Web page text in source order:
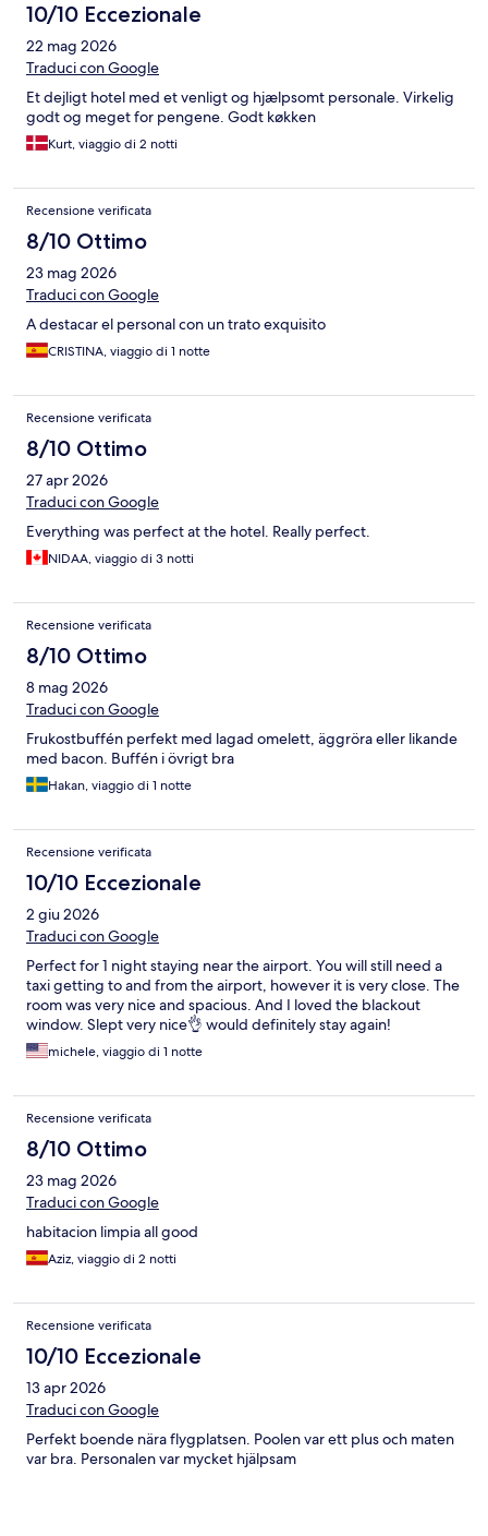
10/10 Eccezionale
22 mag 2026
Traduci con Google
Et dejligt hotel med et venligt og hjælpsomt personale. Virkelig
godt og meget for pengene. Godt køkken
Kurt, viaggio di 2 notti
Recensione verificata
8/10 Ottimo
23 mag 2026
Traduci con Google
A destacar el personal con un trato exquisito
CRISTINA, viaggio di 1 notte
Recensione verificata
8/10 Ottimo
27 apr 2026
Traduci con Google
Everything was perfect at the hotel. Really perfect.
NIDAA, viaggio di 3 notti
Recensione verificata
8/10 Ottimo
8 mag 2026
Traduci con Google
Frukostbuffén perfekt med lagad omelett, äggröra eller likande
med bacon. Buffén i övrigt bra
Hakan, viaggio di 1 notte
Recensione verificata
10/10 Eccezionale
2 giu 2026
Traduci con Google
Perfect for 1 night staying near the airport. You will still need a
taxi getting to and from the airport, however it is very close. The
room was very nice and spacious. And I loved the blackout
window. Slept very nice👌 would definitely stay again!
michele, viaggio di 1 notte
Recensione verificata
8/10 Ottimo
23 mag 2026
Traduci con Google
habitacion limpia all good
Aziz, viaggio di 2 notti
Recensione verificata
10/10 Eccezionale
13 apr 2026
Traduci con Google
Perfekt boende nära flygplatsen. Poolen var ett plus och maten
var bra. Personalen var mycket hjälpsam